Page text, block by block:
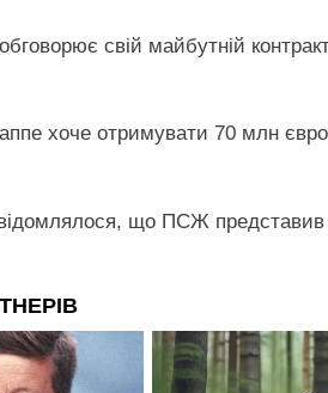
свій майбутній
хоче отримувати 70 млн
що ПСЖ